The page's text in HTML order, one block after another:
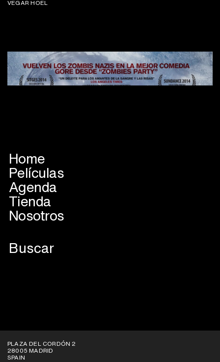
Home
Películas
Agenda
Tienda
Nosotros
VEGAR HOEL
PLAZA DEL CORDÓN 2
28005 MADRID
SPAIN